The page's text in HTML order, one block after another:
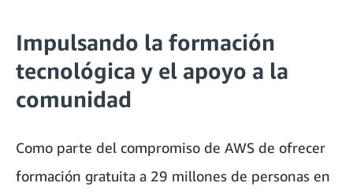
Impulsando la formación
tecnológica y el apoyo a la
comunidad
Como parte del compromiso de AWS de ofrecer
formación gratuita a 29 millones de personas en